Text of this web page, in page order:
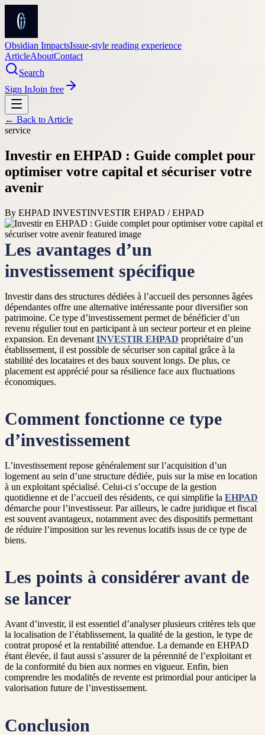
Obsidian ImpactsIssue-style reading experience
ArticleAboutContact
Search
Sign InJoin free
← Back to Article
service
Investir en EHPAD : Guide complet pour
optimiser votre capital et sécuriser votre
avenir
By EHPAD INVESTINVESTIR EHPAD / EHPAD
Les avantages d’un
investissement spécifique
Investir dans des structures dédiées à l’accueil des personnes âgées
dépendantes offre une alternative intéressante pour diversifier son
patrimoine. Ce type d’investissement permet de bénéficier d’un
revenu régulier tout en participant à un secteur porteur et en pleine
expansion. En devenant INVESTIR EHPAD propriétaire d’un
établissement, il est possible de sécuriser son capital grâce à la
stabilité des locataires et des baux souvent longs. De plus, ce
placement est apprécié pour sa résilience face aux fluctuations
économiques.
Comment fonctionne ce type
d’investissement
L’investissement repose généralement sur l’acquisition d’un
logement au sein d’une structure dédiée, puis sur la mise en location
à un exploitant spécialisé. Celui-ci s’occupe de la gestion
quotidienne et de l’accueil des résidents, ce qui simplifie la EHPAD
démarche pour l’investisseur. Par ailleurs, le cadre juridique et fiscal
est souvent avantageux, notamment avec des dispositifs permettant
de réduire l’imposition sur les revenus locatifs issus de ce type de
biens.
Les points à considérer avant de
se lancer
Avant d’investir, il est essentiel d’analyser plusieurs critères tels que
la localisation de l’établissement, la qualité de la gestion, le type de
contrat proposé et la rentabilité attendue. La demande en EHPAD
étant élevée, il faut aussi s’assurer de la pérennité de l’exploitant et
de la conformité du bien aux normes en vigueur. Enfin, bien
comprendre les modalités de revente est primordial pour anticiper la
valorisation future de l’investissement.
Conclusion